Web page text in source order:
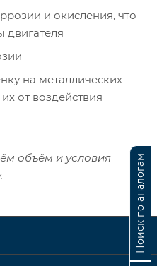
и окисления, что
двигателя
на металлических
от воздействия
объём и условия
Поиск по аналогам